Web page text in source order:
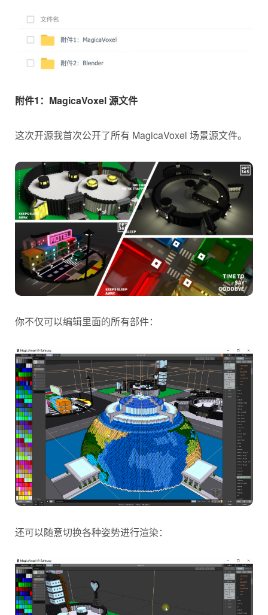
附件1：MagicaVoxel 源文件
这次开源我首次公开了所有 MagicaVoxel 场景源文件。
你不仅可以编辑里面的所有部件：
还可以随意切换各种姿势进行渲染：